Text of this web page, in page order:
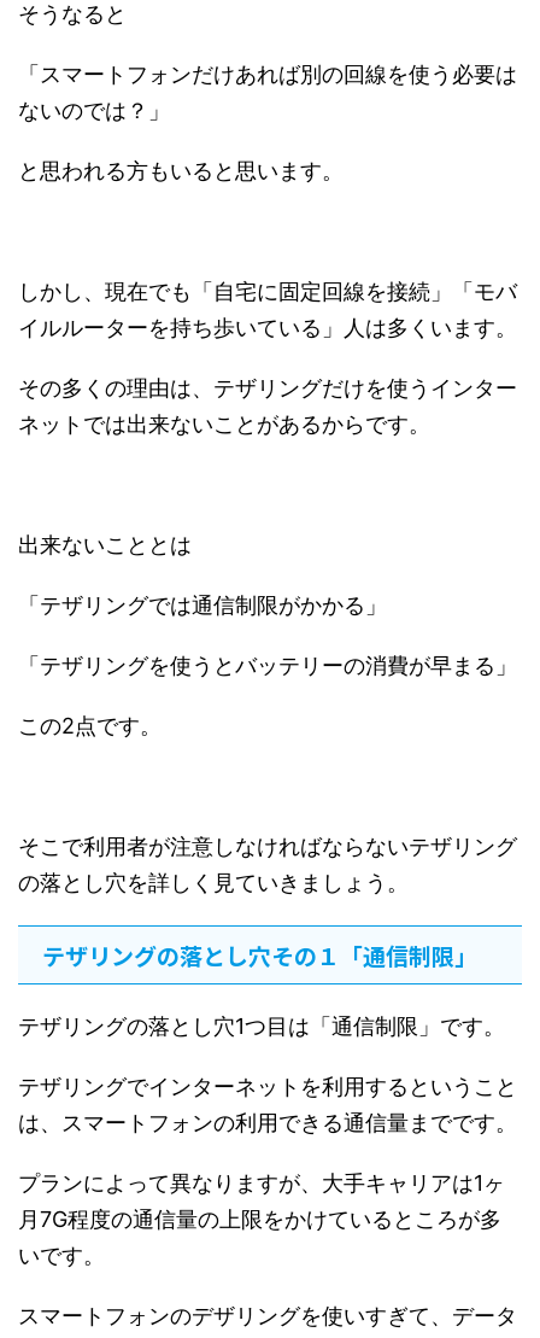
そうなると
「スマートフォンだけあれば別の回線を使う必要は
ないのでは？」
と思われる方もいると思います。
しかし、現在でも「自宅に固定回線を接続」「モバ
イルルーターを持ち歩いている」人は多くいます。
その多くの理由は、テザリングだけを使うインター
ネットでは出来ないことがあるからです。
出来ないこととは
「テザリングでは通信制限がかかる」
「テザリングを使うとバッテリーの消費が早まる」
この2点です。
そこで利用者が注意しなければならないテザリング
の落とし穴を詳しく見ていきましょう。
テザリングの落とし穴その１「通信制限」
テザリングの落とし穴1つ目は「通信制限」です。
テザリングでインターネットを利用するということ
は、スマートフォンの利用できる通信量までです。
プランによって異なりますが、大手キャリアは1ヶ
月7G程度の通信量の上限をかけているところが多
いです。
スマートフォンのデザリングを使いすぎて、 データ